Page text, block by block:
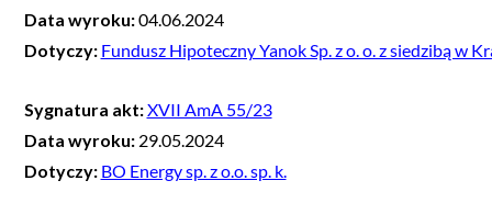
Data wyroku:04.06.2024
Dotyczy: Fundusz Hipoteczny Yanok Sp. z o. o. z siedzibą w
Sygnatura akt:XVII AmA 55/23
Data wyroku: 29.05.2024
Dotyczy: BO Energy sp. z o.o. sp. k.